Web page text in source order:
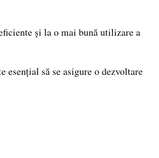
și la o mai bună utilizare a
să se asigure o dezvoltare